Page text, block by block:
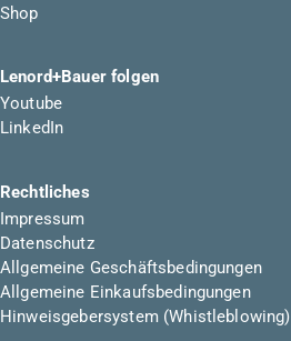
Shop
Lenord+Bauer folgen
Youtube
LinkedIn
Rechtliches
Impressum
Datenschutz
Allgemeine Geschäftsbedingungen
Allgemeine Einkaufsbedingungen
Hinweisgebersystem (Whistleblowing)